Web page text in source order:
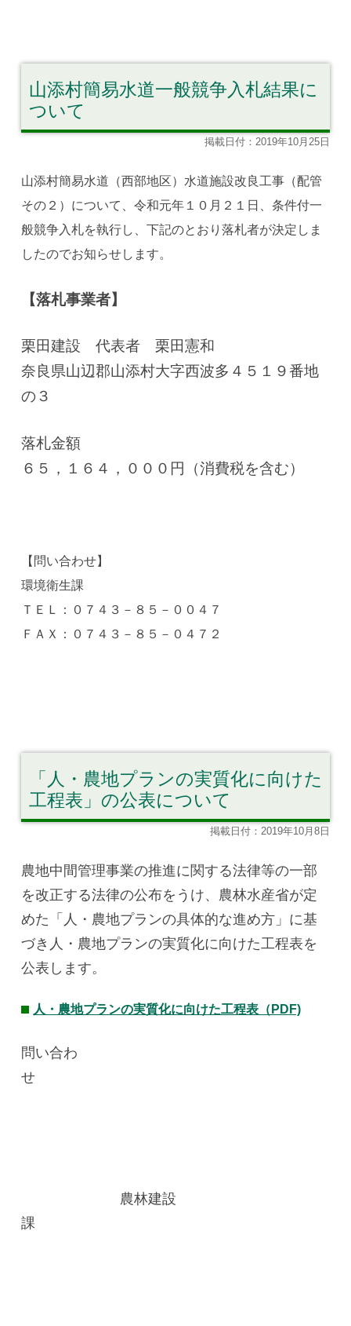
山添村簡易水道一般競争入札結果に
ついて
掲載日付：2019年10月25日
山添村簡易水道（西部地区）水道施設改良工事（配管
その２）について、令和元年１０月２１日、条件付一
般競争入札を執行し、下記のとおり落札者が決定しま
したのでお知らせします。
【落札事業者】
栗田建設 代表者 栗田憲和
奈良県山辺郡山添村大字西波多４５１９番地
の３
落札金額
６５，１６４，０００円（消費税を含む）
【問い合わせ】
環境衛生課
ＴＥＬ：０７４３－８５－００４７
ＦＡＸ：０７４３－８５－０４７２
「人・農地プランの実質化に向けた
工程表」の公表について
掲載日付：2019年10月8日
農地中間管理事業の推進に関する法律等の一部
を改正する法律の公布をうけ、農林水産省が定
めた「人・農地プランの具体的な進め方」に基
づき人・農地プランの実質化に向けた工程表を
公表します。
人・農地プランの実質化に向けた工程表（PDF)
問い合わ
せ
農林建設
課